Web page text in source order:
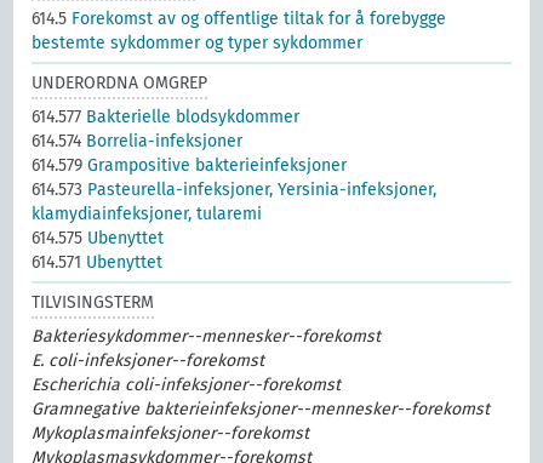
614.5 Forekomst av og offentlige tiltak for å forebygge
bestemte sykdommer og typer sykdommer
UNDERORDNA OMGREP
614.577 Bakterielle blodsykdommer
614.574 Borrelia-infeksjoner
614.579Grampositive bakterieinfeksjoner
614.573 Pasteurella-infeksjoner, Yersinia-infeksjoner,
klamydiainfeksjoner, tularemi
614.575 Ubenyttet
614.571 Ubenyttet
TILVISINGSTERM
Bakteriesykdommer--mennesker--forekomst
E. coli-infeksjoner--forekomst
Escherichia coli-infeksjoner--forekomst
Gramnegative bakterieinfeksjoner--mennesker--forekomst
Mykoplasmainfeksjoner--forekomst
Mykoplasmasykdommer--forekomst